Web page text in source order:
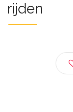
rijden